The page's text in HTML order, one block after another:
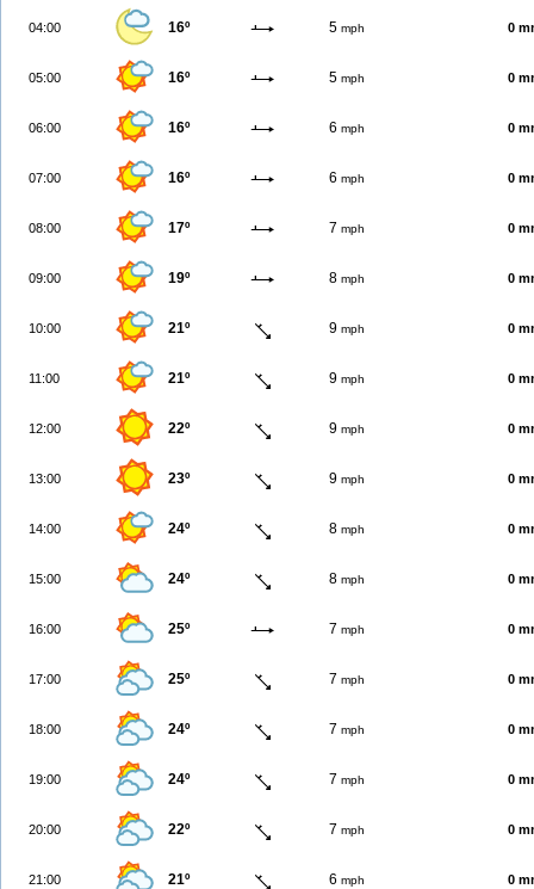
04:00 16º 5 mph 0
05:00 16º 5 mph 0
06:00 16º 6 mph 0
07:00 16º 6 mph 0
08:00 17º 7 mph 0
09:00 19º 8 mph 0
10:00 21º 9 mph 0
11:00 21º 9 mph 0
12:00 22º 9 mph 0
13:00 23º 9 mph 0
14:00 24º 8 mph 0
15:00 24º 8 mph 0
16:00 25º 7 mph 0
17:00 25º 7 mph 0
18:00 24º 7 mph 0
19:00 24º 7 mph 0
20:00 22º 7 mph 0
21:00 21º 6 mph 0